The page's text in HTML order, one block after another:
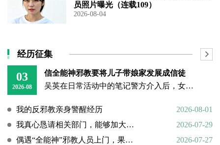
员照片曝光（连载109）
2026-08-04
经历征集
03
2026-08
信全能神邪教要将儿子带娘家发展成信徒
吴英在日常活动中的笔记警方介入后，女子丈夫向警方称，打人原因系担心妻子将儿子带回娘家“被带坏”，并反映妻子和丈母娘涉嫌信奉、传播“全能神”教。经一个多月的调查，警方在其丈母娘家中搜到大量证据，于23日
我的反邪教亲身警醒经历
2026-08-01
我真心恳请相关部门，能够加大对“全能神”邪教的打击力度
2026-07-29
偶遇“全能神”邪教人员上门，果断硬核驱离
2026-07-27